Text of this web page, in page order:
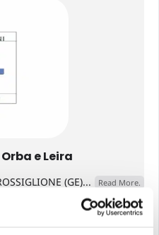
e Leira
(GE)... Read More.
STESSO ENTE